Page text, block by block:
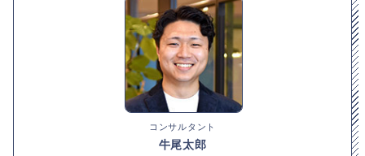
コンサルタント
牛尾太郎